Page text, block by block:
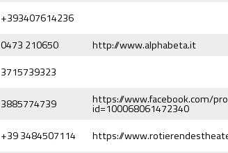
+393407614236
0473 210650 http://www.alphabeta.it
3715739323
3885774739 https://www.facebook.com/
id=100068061472340
+39 3484507114 https://